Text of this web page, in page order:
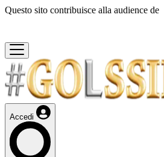
Questo sito contribuisce alla audience de
Accedi